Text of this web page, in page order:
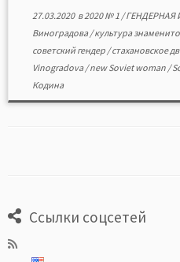
27.03.2020в2020 № 1 /ГЕНДЕРНАЯ
Виноградова/культура
советский гендер /стахановское
Vinogradova/new Soviet woman /
Кодина
Ссылки соцсетей